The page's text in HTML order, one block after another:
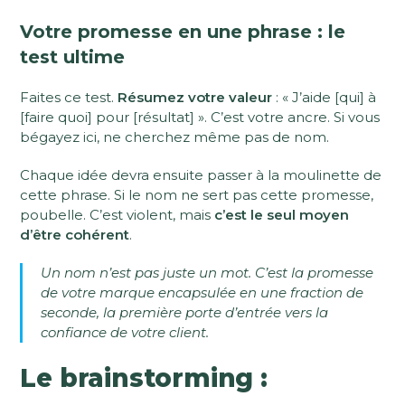
Votre promesse en une phrase : le
test ultime
Faites ce test. Résumez votre valeur : « J’aide [qui] à
[faire quoi] pour [résultat] ». C’est votre ancre. Si vous
bégayez ici, ne cherchez même pas de nom.
Chaque idée devra ensuite passer à la moulinette de
cette phrase. Si le nom ne sert pas cette promesse,
poubelle. C’est violent, mais c’est le seul moyen
d’être cohérent.
Un nom n’est pas juste un mot. C’est la promesse
de votre marque encapsulée en une fraction de
seconde, la première porte d’entrée vers la
confiance de votre client.
Le brainstorming :